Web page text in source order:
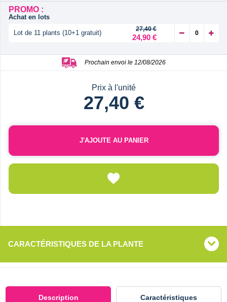
PROMO :
Achat en lots
Lot de 11 plants (10+1 gratuit) 27,40 €
24,90 €
Prochain envoi le 12/08/2026
Prix à l'unité
27,40 €
J'AJOUTE AU PANIER
CARACTÉRISTIQUES DE LA PLANTE
Description Caractéristiques